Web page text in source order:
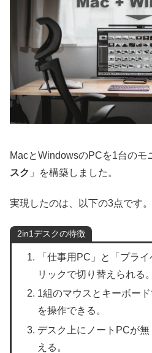
MacとWindowsのPCを1台のモ
スク 」を構築しました。
実現したのは、以下の3点です。
2in1デスクの特徴
「仕事用PC」と「プラ
リックで切り替えられる。
1組のマウスとキーボー
を操作できる。
デスク上にノートPCが
える。